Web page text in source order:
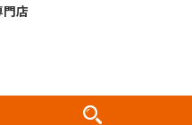
門店